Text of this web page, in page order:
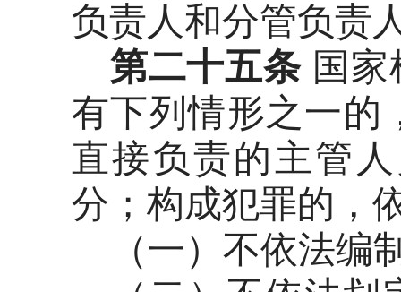
负责人和分管负责
第二十五条 国
有下列情形之一的
直接负责的主管
分；构成犯罪的，
（一）不依法编